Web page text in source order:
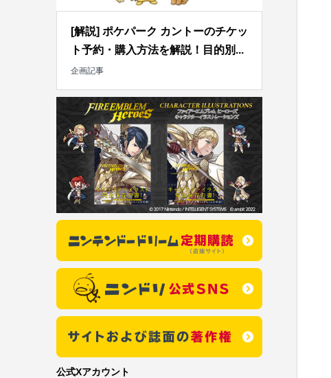
[解説] ポケパーク カントーのチケッ
ト予約・購入方法を解説！目的別...
企画記事
公式Xアカウント